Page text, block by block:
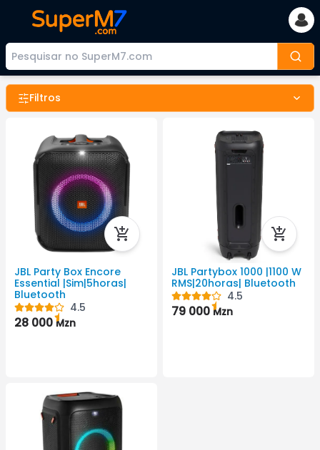
Filtros
JBL Party Box Encore
Essential |Sim|5horas|
Bluetooth
4.5
28 000Mzn
JBL Partybox 1000 |1100 W
RMS|20horas| Bluetooth
4.5
79 000Mzn